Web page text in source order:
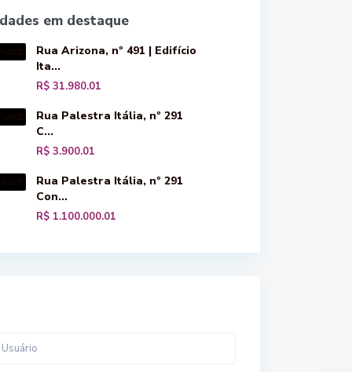
em destaque
Rua Arizona, nº 491 | Edifício
Ita...
R$ 31.980.01
Rua Palestra Itália, nº 291
C...
R$ 3.900.01
Rua Palestra Itália, nº 291
Con...
R$ 1.100.000.01